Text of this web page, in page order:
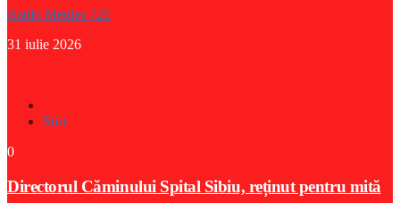
Radio Medias 725
31 iulie 2026
Stiri
0
Directorul Căminului Spital Sibiu, reținut pentru mită